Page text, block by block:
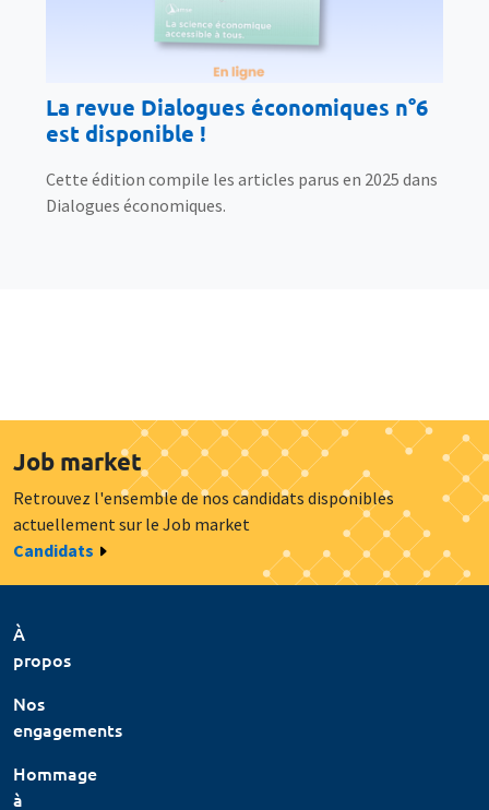
La revue Dialogues économiques n°6
est disponible !
Cette édition compile les articles parus en 2025 dans
Dialogues économiques.
Job market
Retrouvez l'ensemble de nos candidats disponibles
actuellement sur le Job market
Candidats
À
propos
Nos
engagements
Hommage
à